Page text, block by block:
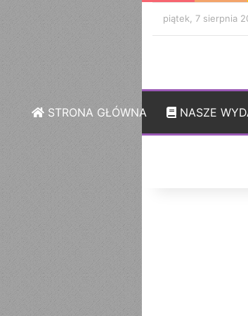
piątek, 7 sierpnia
STRONA GŁÓWNA NASZE